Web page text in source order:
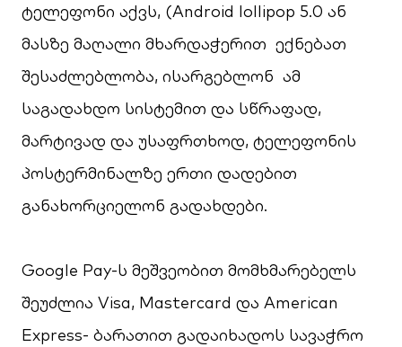
ტელეფონი აქვს, (Android lollipop 5.0 ან
მასზე მაღალი მხარდაჭერით ექნებათ
შესაძლებლობა, ისარგებლონ ამ
საგადახდო სისტემით და სწრაფად,
მარტივად და უსაფრთხოდ, ტელეფონის
პოსტერმინალზე ერთი დადებით
განახორციელონ გადახდები.
Google Pay-ს მეშვეობით მომხმარებელს
შეუძლია Visa, Mastercard და American
Express- ბარათით გადაიხადოს სავაჭრო